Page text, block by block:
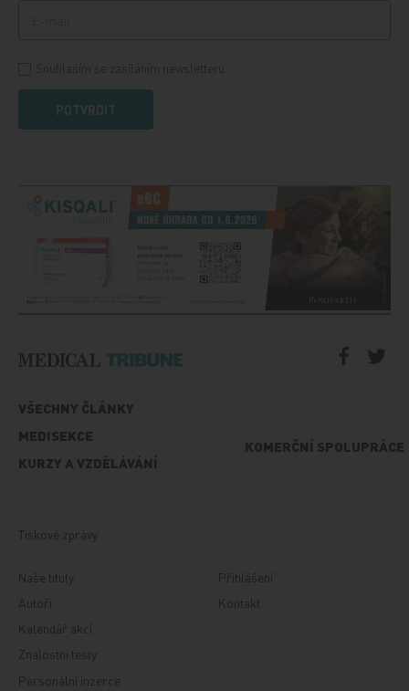
POTVRDIT
VŠECHNY ČLÁNKY
MEDISEKCE
KURZY A VZDĚLÁVÁNÍ
KOMERČNÍ SPOLUPRÁCE
Tiskové zprávy
Naše tituly
Autoři
Kalendář akcí
Znalostní testy
Personální inzerce
Přihlášení
Kontakt